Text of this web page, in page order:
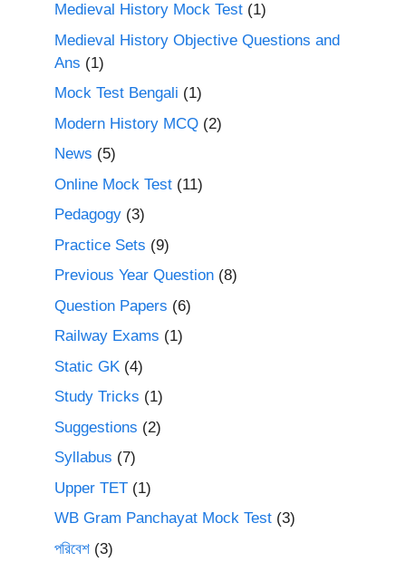
Medieval History Mock Test (1)
Medieval History Objective Questions and
Ans (1)
Mock Test Bengali (1)
Modern History MCQ (2)
News (5)
Online Mock Test (11)
Pedagogy (3)
Practice Sets (9)
Previous Year Question (8)
Question Papers (6)
Railway Exams (1)
Static GK (4)
Study Tricks (1)
Suggestions (2)
Syllabus (7)
Upper TET (1)
WB Gram Panchayat Mock Test (3)
পরিবেশ (3)